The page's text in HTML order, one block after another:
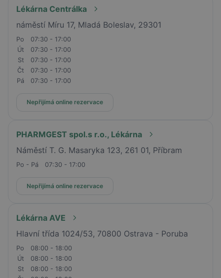
Lékárna Centrálka
náměstí Míru 17, Mladá Boleslav, 29301
Po
07:30 - 17:00
Út
07:30 - 17:00
St
07:30 - 17:00
Čt
07:30 - 17:00
Pá
07:30 - 17:00
Nepřijímá online rezervace
PHARMGEST spol.s r.o., Lékárna
Náměstí T. G. Masaryka 123, 261 01, Příbram
Po - Pá 07:30 - 17:00
Nepřijímá online rezervace
Lékárna AVE
Hlavní třída 1024/53, 70800 Ostrava - Poruba
Po
08:00 - 18:00
Út
08:00 - 18:00
St
08:00 - 18:00